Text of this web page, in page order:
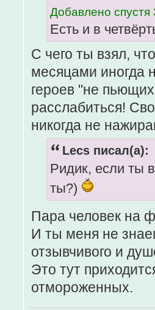
Добавлено спустя
Есть и в
С чего ты взял,
месяцами иногда
героев "не
расслабиться!
никогда не
Lecs писал(а):
Ридик, если ты
ты?)
Пара человек на
И ты меня не
отзывчивого и
Это тут
отмороженных.